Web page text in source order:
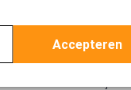
Accepteren